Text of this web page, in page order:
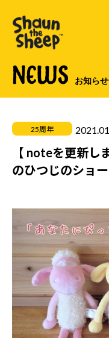
NEWS お知ら
25周年
【 noteを更新し
のひつじのショ